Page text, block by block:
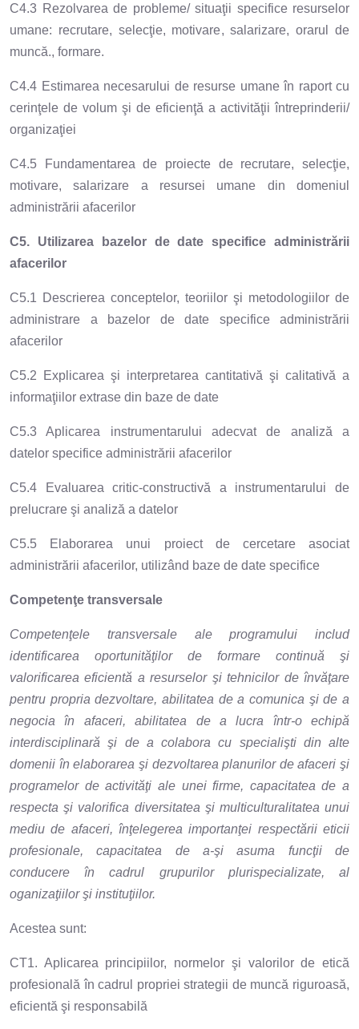
C4.3 Rezolvarea de probleme/ situaţii specifice resurselor
umane: recrutare, selecţie, motivare, salarizare, orarul de
muncă., formare.
C4.4 Estimarea necesarului de resurse umane în raport cu
cerinţele de volum şi de eficienţă a activităţii întreprinderii/
organizaţiei
C4.5 Fundamentarea de proiecte de recrutare, selecţie,
motivare, salarizare a resursei umane din domeniul
administrării afacerilor
C5. Utilizarea bazelor de date specifice administrării
afacerilor
C5.1 Descrierea conceptelor, teoriilor şi metodologiilor de
administrare a bazelor de date specifice administrării
afacerilor
C5.2 Explicarea şi interpretarea cantitativă şi calitativă a
informaţiilor extrase din baze de date
C5.3 Aplicarea instrumentarului adecvat de analiză a
datelor specifice administrării afacerilor
C5.4 Evaluarea critic-constructivă a instrumentarului de
prelucrare şi analiză a datelor
C5.5 Elaborarea unui proiect de cercetare asociat
administrării afacerilor, utilizând baze de date specifice
Competenţe transversale
Competenţele transversale ale programului includ
identificarea oportunităţilor de formare continuă şi
valorificarea eficientă a resurselor şi tehnicilor de învăţare
pentru propria dezvoltare, abilitatea de a comunica şi de a
negocia în afaceri, abilitatea de a lucra într-o echipă
interdisciplinară şi de a colabora cu specialişti din alte
domenii în elaborarea şi dezvoltarea planurilor de afaceri şi
programelor de activităţi ale unei firme, capacitatea de a
respecta şi valorifica diversitatea şi multiculturalitatea unui
mediu de afaceri, înţelegerea importanţei respectării eticii
profesionale, capacitatea de a-şi asuma funcţii de
conducere în cadrul grupurilor plurispecializate, al
oganizaţiilor şi instituţiilor.
Acestea sunt:
CT1. Aplicarea principiilor, normelor şi valorilor de etică
profesională în cadrul propriei strategii de muncă riguroasă,
eficientă şi responsabilă